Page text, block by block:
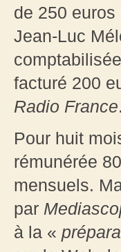
de 250
Jean-Luc
facturé 200
Radio France.
Pour huit
rémunérée
mensuels.
par
à la «